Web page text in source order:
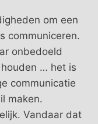
om een
communiceren.
onbedoeld
… het is
communicatie
maken.
Vandaar dat